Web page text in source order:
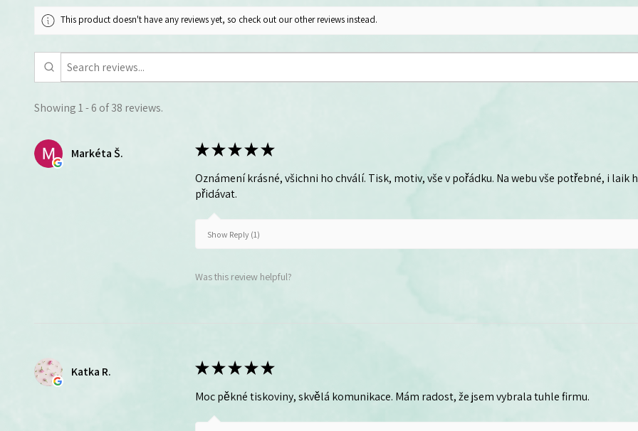
This product doesn't have any reviews yet, so check out our other reviews instead.
Showing 1 - 6 of 38 reviews.
Markéta Š. ★★★★★
Oznámení krásné, všichni ho chválí. Tisk, motiv, vše v pořádku. Na webu vše potřebné, i
přidávat.
Show Reply (1)
Was this review helpful?
Katka R. ★★★★★
Moc pěkné tiskoviny, skvělá komunikace. Mám radost, že jsem vybrala tuhle firmu.